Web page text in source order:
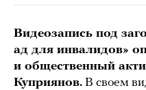
Видеозапись под
ад для инвалидов»
и общественный
Куприянов. В своем